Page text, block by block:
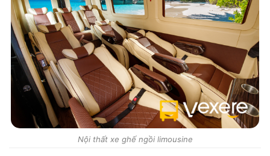
Nội thất xe ghế ngồi limousine